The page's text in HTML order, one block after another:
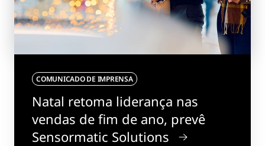
COMUNICADO DE IMPRENSA
Natal retoma liderança nas
vendas de fim de ano, prevê
Sensormatic Solutions